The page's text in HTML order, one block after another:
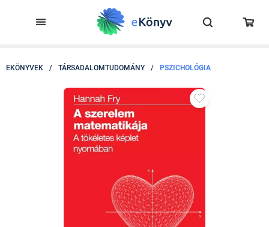
EKÖNYVEK / TÁRSADALOMTUDOMÁNY / PSZICHOLÓGIA